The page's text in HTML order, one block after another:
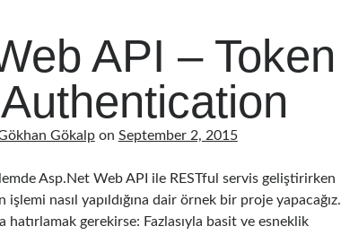
k
API – Token
Gökalpon September 2, 2015
Asp.Net Web API ile RESTful servis geliştirirken
nasıl yapıldığına dair örnek bir proje yapacağız.
hatırlamak gerekirse: Fazlasıyla basit ve esneklik